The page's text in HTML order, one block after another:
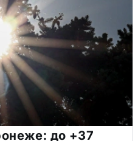
до +37